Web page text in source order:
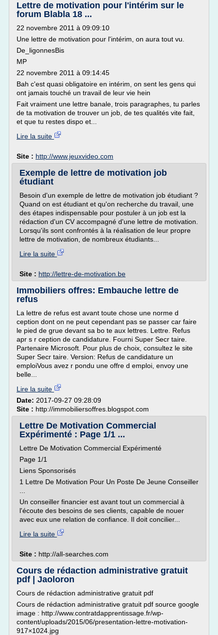
Lettre de motivation pour l'intérim sur le
forum Blabla 18 ...
22 novembre 2011 à 09:09:10
Une lettre de motivation pour l'intérim, on aura tout vu.
De_ligonnesBis
MP
22 novembre 2011 à 09:14:45
Bah c'est quasi obligatoire en intérim, on sent les gens qui
ont jamais touché un travail de leur vie hein
Fait vraiment une lettre banale, trois paragraphes, tu parles
de ta motivation de trouver un job, de tes qualités vite fait,
et que tu restes dispo et...
Lire la suite
Site : http://www.jeuxvideo.com
Exemple de lettre de motivation job
étudiant
Besoin d'un exemple de lettre de motivation job étudiant ?
Quand on est étudiant et qu'on recherche du travail, une
des étapes indispensable pour postuler à un job est la
rédaction d'un CV accompagné d'une lettre de motivation.
Lorsqu'ils sont confrontés à la réalisation de leur propre
lettre de motivation, de nombreux étudiants...
Lire la suite
Site : http://lettre-de-motivation.be
Immobiliers offres: Embauche lettre de
refus
La lettre de refus est avant toute chose une norme d
ception dont on ne peut cependant pas se passer car faire
le pied de grue devant sa bo te aux lettres. Lettre. Refus
apr s r ception de candidature. Fourni Super Secr taire.
Partenaire Microsoft. Pour plus de choix, consultez le site
Super Secr taire. Version: Refus de candidature un
emploiVous avez r pondu une offre d emploi, envoy une
belle...
Lire la suite
Date: 2017-09-27 09:28:09
Site : http://immobiliersoffres.blogspot.com
Lettre De Motivation Commercial
Expérimenté : Page 1/1 ...
Lettre De Motivation Commercial Expérimenté
Page 1/1
Liens Sponsorisés
1 Lettre De Motivation Pour Un Poste De Jeune Conseiller
Un conseiller financier est avant tout un commercial à
l'écoute des besoins de ses clients, capable de nouer
avec eux une relation de confiance. Il doit concilier...
Lire la suite
Site : http://all-searches.com
Cours de rédaction administrative gratuit
pdf | Jaoloron
Cours de rédaction administrative gratuit pdf
Cours de rédaction administrative gratuit pdf source google
image : http://www.contratdapprentissage.fr/wp-
content/uploads/2015/06/presentation-lettre-motivation-
917×1024.jpg